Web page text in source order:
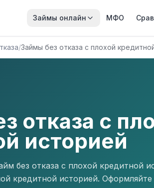
Займы онлайн МФО
/Займы без отказа с плохой
отказа с
историей
без отказа с плохой
кредитной историей.